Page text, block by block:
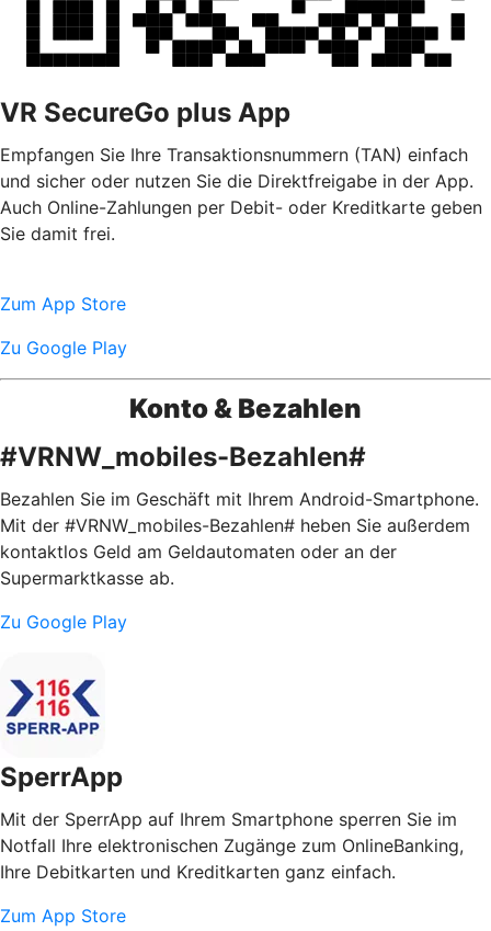
VR SecureGo plus App
Empfangen Sie Ihre Transaktionsnummern (TAN) einfach
und sicher oder nutzen Sie die Direktfreigabe in der App.
Auch Online-Zahlungen per Debit- oder Kreditkarte geben
Sie damit frei.
Zum App Store
Zu Google Play
Konto & Bezahlen
#VRNW_mobiles-Bezahlen#
Bezahlen Sie im Geschäft mit Ihrem Android-Smartphone.
Mit der #VRNW_mobiles-Bezahlen# heben Sie außerdem
kontaktlos Geld am Geldautomaten oder an der
Supermarktkasse ab.
Zu Google Play
SperrApp
Mit der SperrApp auf Ihrem Smartphone sperren Sie im
Notfall Ihre elektronischen Zugänge zum OnlineBanking,
Ihre Debitkarten und Kreditkarten ganz einfach.
Zum App Store